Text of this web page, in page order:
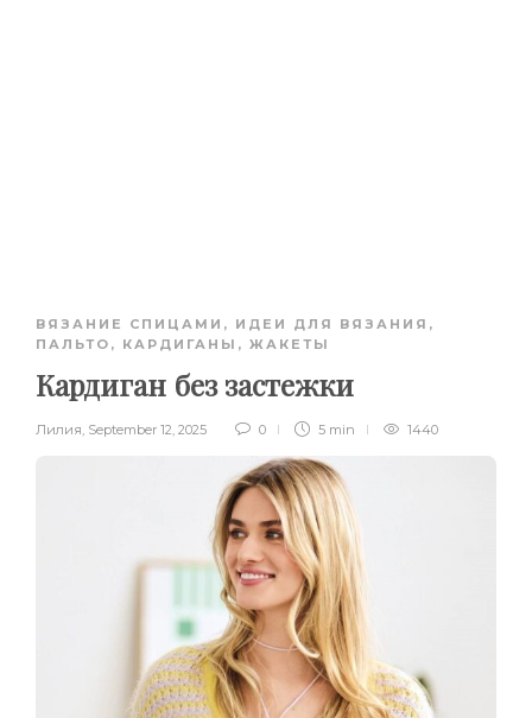
ВЯЗАНИЕ СПИЦАМИ , ИДЕИ ДЛЯ ВЯЗАНИЯ ,
ПАЛЬТО, КАРДИГАНЫ, ЖАКЕТЫ
Кардиган без застежки
Лилия, September 12, 2025 0 5 min 1440